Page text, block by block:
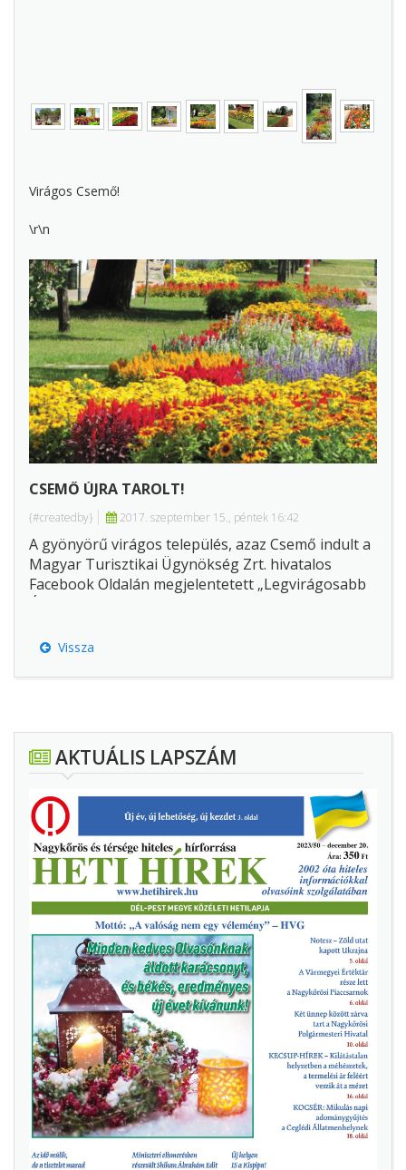
Virágos Csemő!
\r\n
CSEMŐ ÚJRA TAROLT!
{#createdby} 2017. szeptember 15., péntek 16:42
A gyönyörű virágos település, azaz Csemő indult a
Magyar Turisztikai Ügynökség Zrt. hivatalos
Facebook Oldalán megjelentetett „Legvirágosabb
Vissza
AKTUÁLIS LAPSZÁM